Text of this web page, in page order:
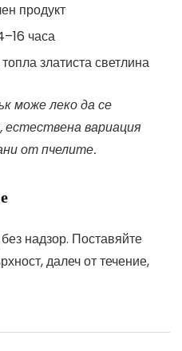
продукт
часа
златиста светлина
може леко да се
естествена вариация
от пчелите.
надзор. Поставяйте
далеч от течение,